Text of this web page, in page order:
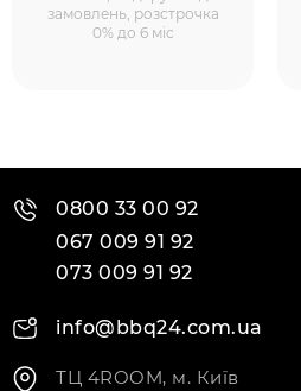
замовлень, розстрочка
0% до 6 міс
0800 33 00 92
067 009 91 92
073 009 91 92
info@bbq24.com.ua
ТЦ 4ROOM, м. Київ